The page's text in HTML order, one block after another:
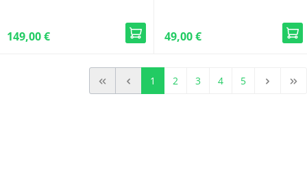
149,00 € 49,00 €
1 2 3 4 5